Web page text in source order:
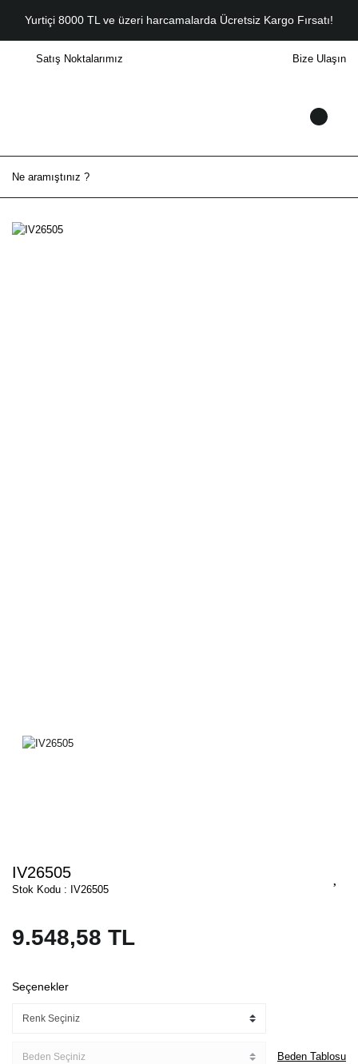
Yurtiçi 8000 TL ve üzeri harcamalarda Ücretsiz Kargo Fırsatı!
Satış Noktalarımız Bize Ulaşın
IV26505
Stok Kodu : IV26505
9.548,58 TL
Seçenekler
Beden Tablosu